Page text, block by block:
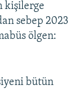
kişilerge
sebep 2023
ölgen:
bütün